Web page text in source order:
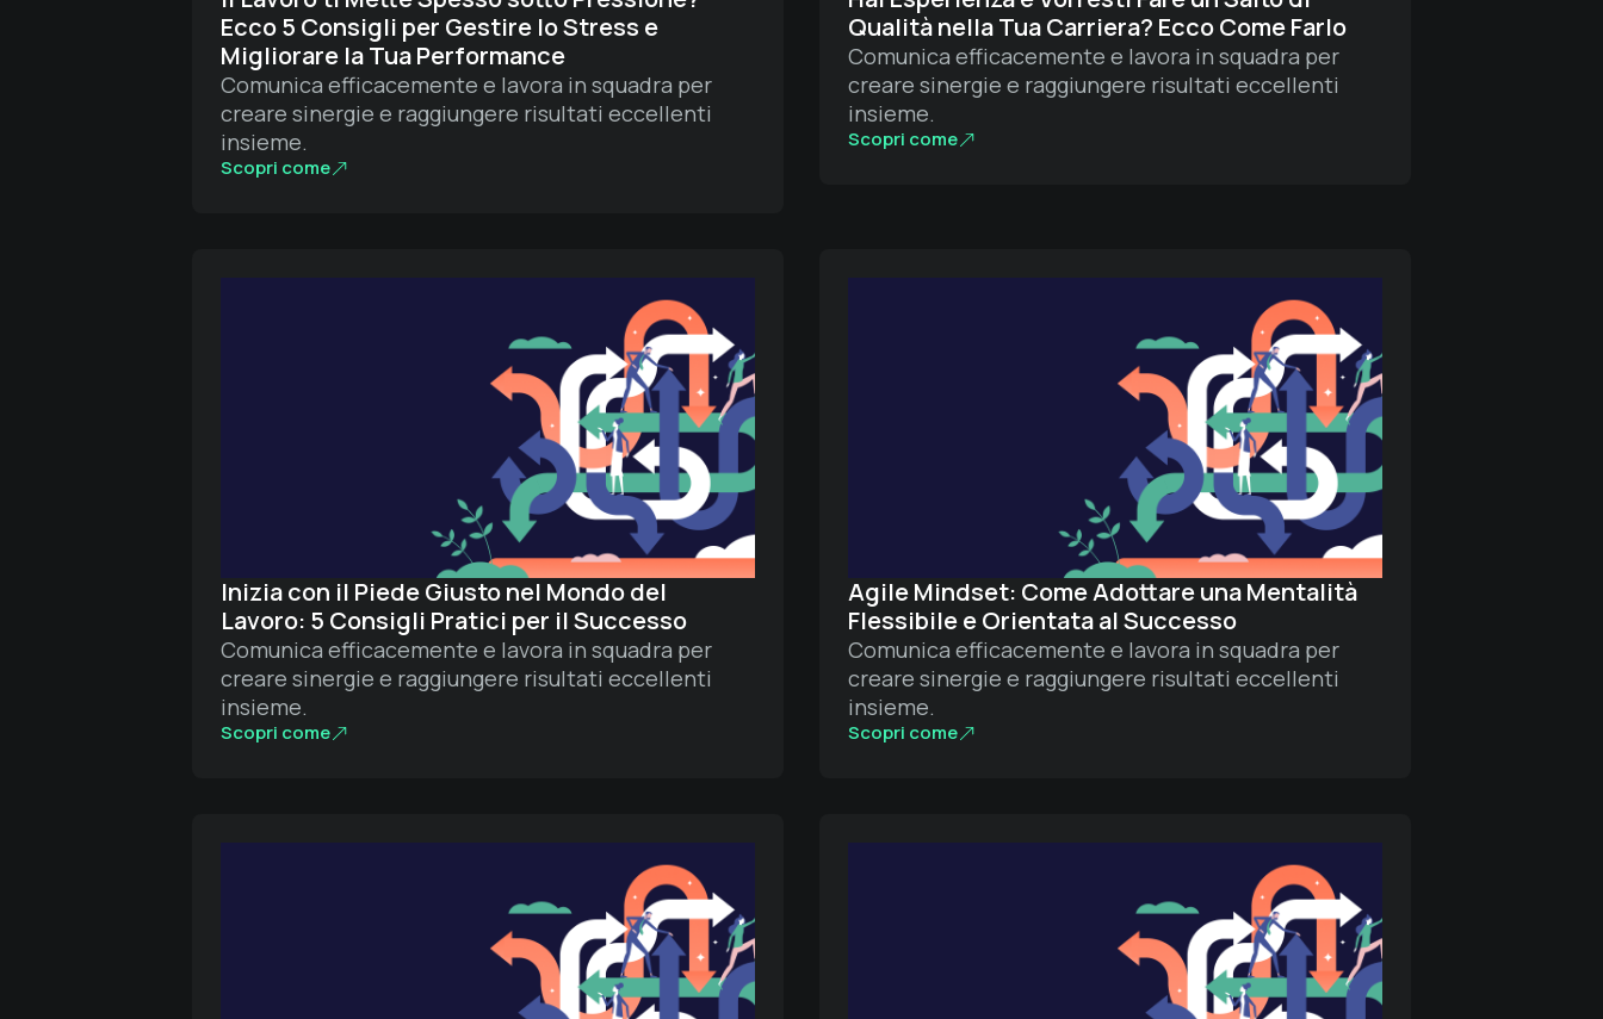
Ecco 5 Consigli per Gestire lo Stress e
Migliorare la Tua Performance
Comunica efficacemente e lavora in squadra per
creare sinergie e raggiungere risultati eccellenti
insieme.
Scopri come
Qualità nella Tua Carriera? Ecco Come Farlo
Comunica efficacemente e lavora in squadra per
creare sinergie e raggiungere risultati eccellenti
insieme.
Scopri come
Inizia con il Piede Giusto nel Mondo del
Lavoro: 5 Consigli Pratici per il Successo
Comunica efficacemente e lavora in squadra per
creare sinergie e raggiungere risultati eccellenti
insieme.
Scopri come
Agile Mindset: Come Adottare una Mentalità
Flessibile e Orientata al Successo
Comunica efficacemente e lavora in squadra per
creare sinergie e raggiungere risultati eccellenti
insieme.
Scopri come